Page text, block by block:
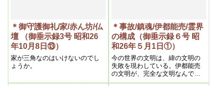
＊御守護御礼/家/赤ん坊/仏
壇 （御垂示録3号 昭和26
年10月8日⑬）
家が三角なのはいけないのでし
ょうか。
＊事故/鎮魂/伊都能売/霊界
の構成（御垂示録６号 昭
和26年５月1日①）
今の世界の文明は、緯の文明の
失敗を現わしている。伊都能売
の文明が、完全な文明なんで
す。それを私がやっている。